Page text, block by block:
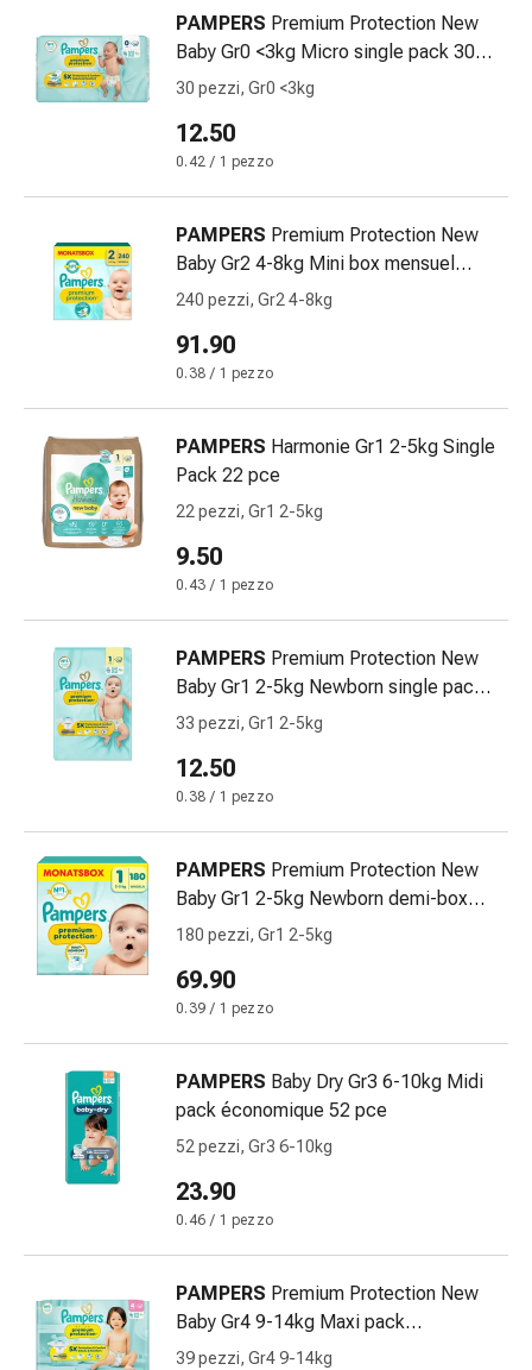
delle
ferite
e
Compresse
Medicazioni
Bende
di
fissaggio
Garza
compressivi
Medicazioni
Bende,
accessori
Medicazioni
tubolari
di
medicazione
Ustioni
e
scottature
Kit
il
cambio
medicazione
Medicazioni
adesive
Trattamento
Spray
per
ferite
PAMPERS Premium Protection New
Baby Gr0 <3kg Micro single pack 30
pce
30 pezzi, Gr0 <3kg
12.50
0.42 / 1 pezzo
PAMPERS Premium Protection New
Baby Gr2 4-8kg Mini box mensuel
carton 240 pce
240 pezzi, Gr2 4-8kg
91.90
0.38 / 1 pezzo
PAMPERS Harmonie Gr1 2-5kg Single
Pack 22 pce
22 pezzi, Gr1 2-5kg
9.50
0.43 / 1 pezzo
PAMPERS Premium Protection New
Baby Gr1 2-5kg Newborn single pack
33 pce
33 pezzi, Gr1 2-5kg
12.50
0.38 / 1 pezzo
PAMPERS Premium Protection New
Baby Gr1 2-5kg Newborn demi-box
mensuel carton 180 pce
180 pezzi, Gr1 2-5kg
69.90
0.39 / 1 pezzo
PAMPERS Baby Dry Gr3 6-10kg Midi
pack économique 52 pce
52 pezzi, Gr3 6-10kg
23.90
0.46 / 1 pezzo
PAMPERS Premium Protection New
Baby Gr4 9-14kg Maxi pack
économique 39 pce
39 pezzi, Gr4 9-14kg